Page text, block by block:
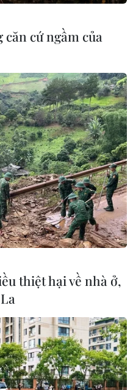
cứ ngầm của
thiệt hại về nhà ở,